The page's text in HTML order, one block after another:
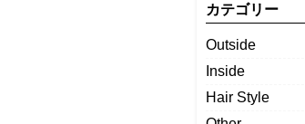
カテゴリー
Outside
Inside
Hair Style